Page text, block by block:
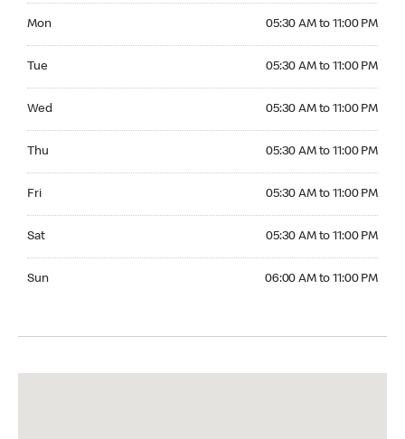
Mon 05:30 AM to 11:00 PM
Tue 05:30 AM to 11:00 PM
Wed 05:30 AM to 11:00 PM
Thu 05:30 AM to 11:00 PM
Fri 05:30 AM to 11:00 PM
Sat 05:30 AM to 11:00 PM
Sun 06:00 AM to 11:00 PM